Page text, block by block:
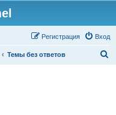
Вход
Регистрация
Темы без ответов